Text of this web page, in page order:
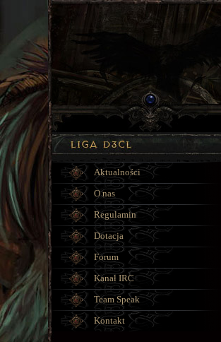
Aktualności
O nas
Regulamin
Dotacja
Forum
Kanał IRC
Team Speak
Kontakt